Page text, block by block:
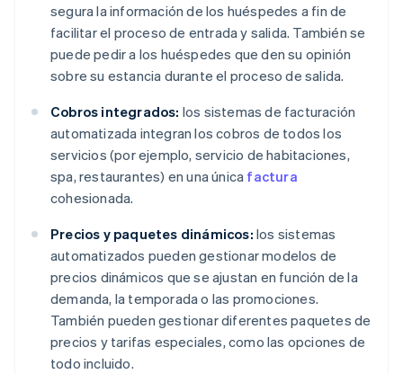
segura la información de los huéspedes a fin de
facilitar el proceso de entrada y salida. También se
puede pedir a los huéspedes que den su opinión
sobre su estancia durante el proceso de salida.
Cobros integrados: los sistemas de facturación
automatizada integran los cobros de todos los
servicios (por ejemplo, servicio de habitaciones,
spa, restaurantes) en una única factura
cohesionada.
Precios y paquetes dinámicos: los sistemas
automatizados pueden gestionar modelos de
precios dinámicos que se ajustan en función de la
demanda, la temporada o las promociones.
También pueden gestionar diferentes paquetes de
precios y tarifas especiales, como las opciones de
todo incluido.